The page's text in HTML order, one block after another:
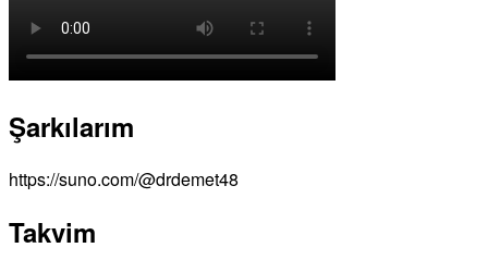
Şarkılarım
https://suno.com/@drdemet48
Takvim